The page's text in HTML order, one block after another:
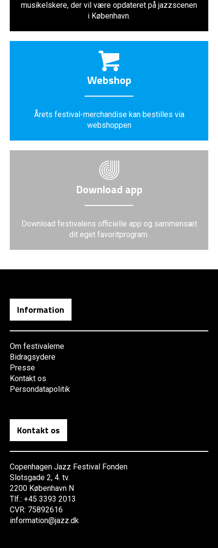
musikelskere, der vil være opdateret på jazzscenen
i København.
Webshop
Årets festival-merchandise kan bestilles via
webshoppen
Download app
Download festivalens officielle app og sammensæt
dit eget favoritprogram.
Information
Om festivalerne
Bidragsydere
Presse
Kontakt os
Persondatapolitik
Kontakt os
Copenhagen Jazz Festival Fonden
Slotsgade 2, 4. tv.
2200 København N
Tlf.: +45 3393 2013
CVR: 75892616
information@jazz.dk